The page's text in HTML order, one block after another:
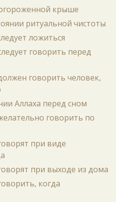
крыше
ритуальной чистоты
ложиться
говорить перед
говорить человек,
Аллаха перед сном
говорить по
при виде
при выходе из дома
когда